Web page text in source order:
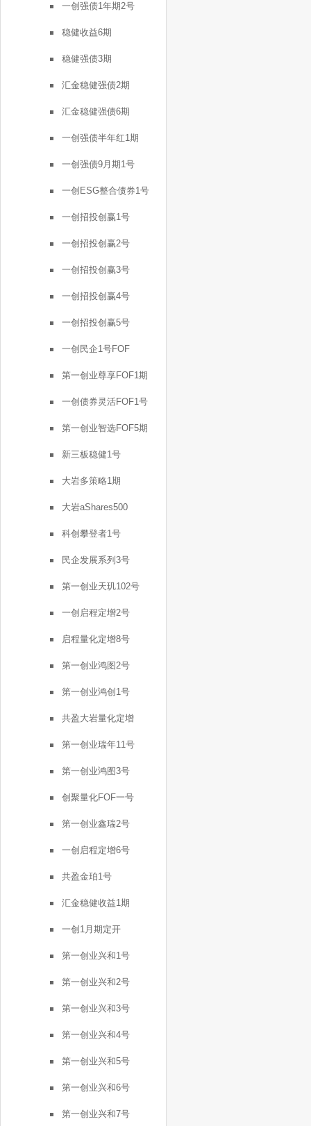
一创强债1年期2号
稳健收益6期
稳健强债3期
汇金稳健强债2期
汇金稳健强债6期
一创强债半年红1期
一创强债9月期1号
一创ESG整合债券1号
一创招投创赢1号
一创招投创赢2号
一创招投创赢3号
一创招投创赢4号
一创招投创赢5号
一创民企1号FOF
第一创业尊享FOF1期
一创债券灵活FOF1号
第一创业智选FOF5期
新三板稳健1号
大岩多策略1期
大岩aShares500
科创攀登者1号
民企发展系列3号
第一创业天玑102号
一创启程定增2号
启程量化定增8号
第一创业鸿图2号
第一创业鸿创1号
共盈大岩量化定增
第一创业瑞年11号
第一创业鸿图3号
创聚量化FOF一号
第一创业鑫瑞2号
一创启程定增6号
共盈金珀1号
汇金稳健收益1期
一创1月期定开
第一创业兴和1号
第一创业兴和2号
第一创业兴和3号
第一创业兴和4号
第一创业兴和5号
第一创业兴和6号
第一创业兴和7号